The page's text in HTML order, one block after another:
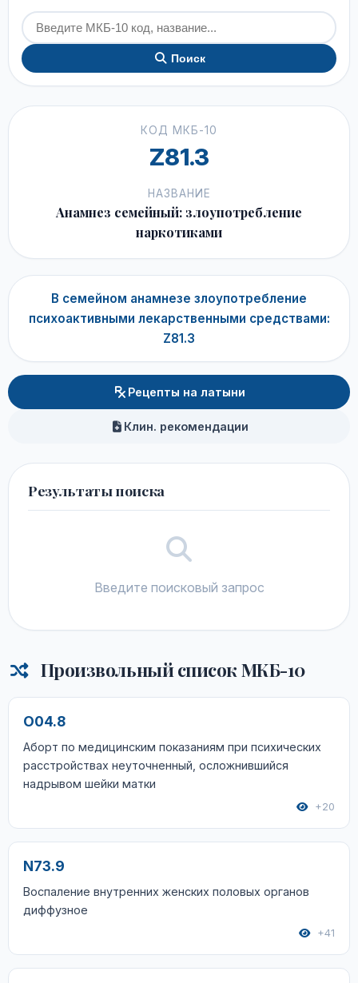
Поиск
КОД МКБ-10
Z81.3
НАЗВАНИЕ
Анамнез семейный: злоупотребление
наркотиками
В семейном анамнезе злоупотребление
психоактивными лекарственными средствами:
Z81.3
Рецепты на латыни
Клин. рекомендации
Результаты поиска
Введите поисковый запрос
Произвольный список МКБ-10
O04.8
Аборт по медицинским показаниям при психических
расстройствах неуточненный, осложнившийся
надрывом шейки матки
+20
N73.9
Воспаление внутренних женских половых органов
диффузное
+41